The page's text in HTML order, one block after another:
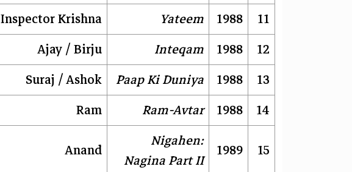
11
1988
Yateem
Inspector Krishna
12
1988
Inteqam
Ajay / Birju
13
1988
Paap Ki Duniya
Suraj / Ashok
14
1988
Ram-Avtar
Ram
15
1989
Nigahen:
Nagina Part II
Anand